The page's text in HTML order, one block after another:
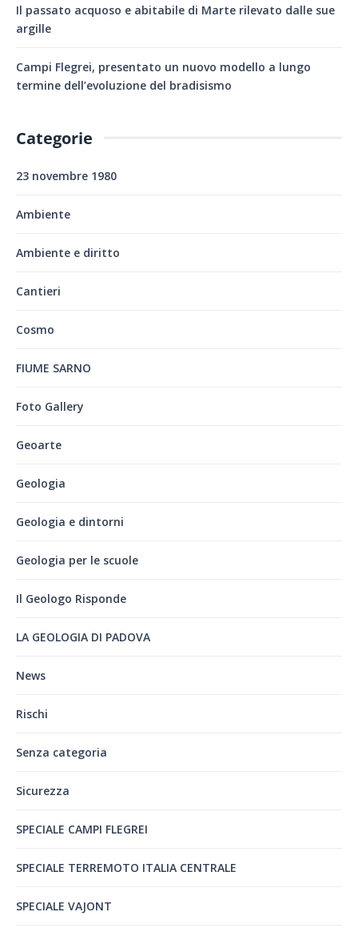
Il passato acquoso e abitabile di Marte rilevato dalle sue
argille
Campi Flegrei, presentato un nuovo modello a lungo
termine dell’evoluzione del bradisismo
Categorie
23 novembre 1980
Ambiente
Ambiente e diritto
Cantieri
Cosmo
FIUME SARNO
Foto Gallery
Geoarte
Geologia
Geologia e dintorni
Geologia per le scuole
Il Geologo Risponde
LA GEOLOGIA DI PADOVA
News
Rischi
Senza categoria
Sicurezza
SPECIALE CAMPI FLEGREI
SPECIALE TERREMOTO ITALIA CENTRALE
SPECIALE VAJONT